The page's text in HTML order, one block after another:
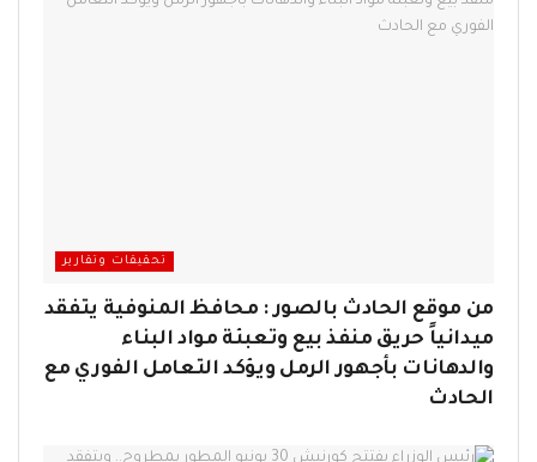
تحقيقات وتقارير
من موقع الحادث بالصور : محافظ المنوفية يتفقد
ميدانياً حريق منفذ بيع وتعبئة مواد البناء
والدهانات بأجهور الرمل ويؤكد التعامل الفوري مع
الحادث